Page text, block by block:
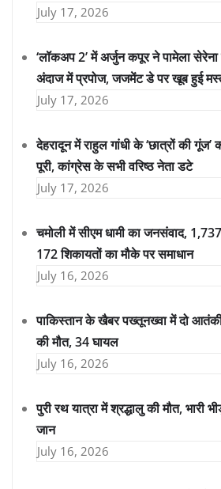
July 17, 2026
‘लॉकअप 2’ में अर्जुन कपूर ने पामेला सेरेना
अंदाज में प्रपोज, जजमेंट डे पर खूब हुई
July 17, 2026
देहरादून में राहुल गांधी के ‘छात्रों की गूंज’
पूरी, कांग्रेस के सभी वरिष्ठ नेता डटे
July 17, 2026
चमोली में सीएम धामी का जनसंवाद,
172 शिकायतों का मौके पर समाधान
July 16, 2026
पाकिस्तान के खैबर पख्तूनख्वा में दो
की मौत, 34 घायल
July 16, 2026
पुरी रथ यात्रा में श्रद्धालु की मौत, भारी
जान
July 16, 2026